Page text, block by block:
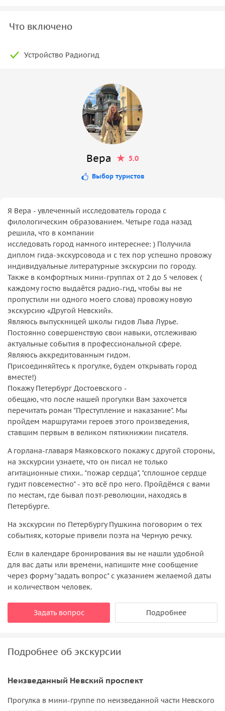
Что включено
Устройство Радиогид
Вера 5.0
Выбор туристов
Я Вера - увлеченный исследователь города с
филологическим образованием. Четыре года назад
решила, что в компании
исследовать город намного интереснее: ) Получила
диплом гида-экскурсовода и с тех пор успешно провожу
индивидуальные литературные экскурсии по городу.
Также в комфортных мини-группах от 2 до 5 человек (
каждому гостю выдаётся радио-гид, чтобы вы не
пропустили ни одного моего слова) провожу новую
экскурсию «Другой Невский».
Являюсь выпускницей школы гидов Льва Лурье.
Постоянно совершенствую свои навыки, отслеживаю
актуальные события в профессиональной сфере.
Являюсь аккредитованным гидом.
Присоединяйтесь к прогулке, будем открывать город
вместе!)
Покажу Петербург Достоевского -
обещаю, что после нашей прогулки Вам захочется
перечитать роман "Преступление и наказание". Мы
пройдем маршрутами героев этого произведения,
ставшим первым в великом пятикнижии писателя.
А горлана-главаря Маяковского покажу с другой стороны,
на экскурсии узнаете, что он писал не только
агитационные стихи.. "пожар сердца", "сплошное сердце
гудит повсеместно" - это всё про него. Пройдёмся с вами
по местам, где бывал поэт-революции, находясь в
Петербурге.
На экскурсии по Петербургу Пушкина поговорим о тех
событиях, которые привели поэта на Черную речку.
Если в календаре бронирования вы не нашли удобной
для вас даты или времени, напишите мне сообщение
через форму "задать вопрос" с указанием желаемой даты
и количеством человек.
Задать вопрос Подробнее
Подробнее об экскурсии
Неизведанный Невский проспект
Прогулка в мини-группе по неизведанной части Невского